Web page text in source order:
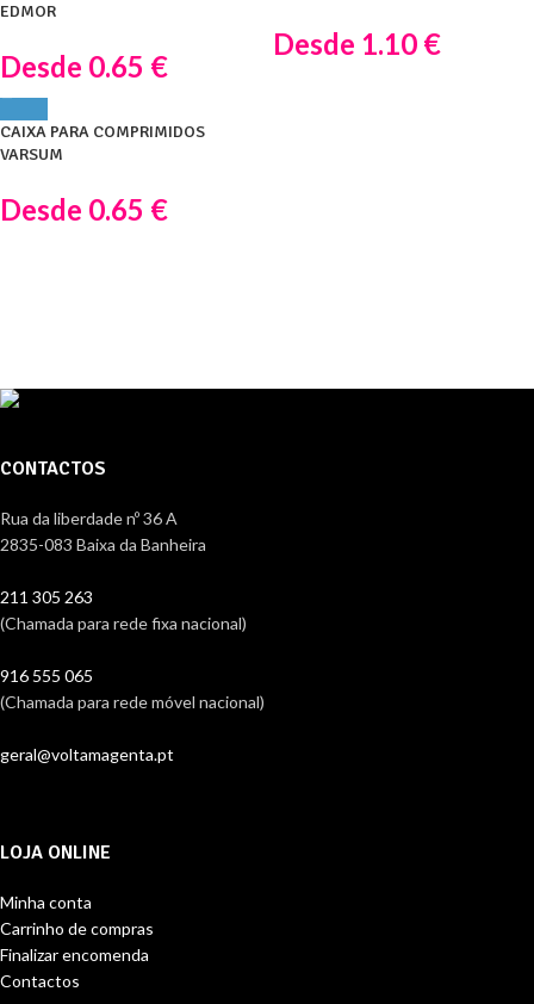
EDMOR
Desde 0.65 €
Desde 1.10 €
CAIXA PARA COMPRIMIDOS
VARSUM
Desde 0.65 €
CONTACTOS
Rua da liberdade nº 36 A
2835-083 Baixa da Banheira
211 305 263
(Chamada para rede fixa nacional)
916 555 065
(Chamada para rede móvel nacional)
geral@voltamagenta.pt
LOJA ONLINE
Minha conta
Carrinho de compras
Finalizar encomenda
Contactos